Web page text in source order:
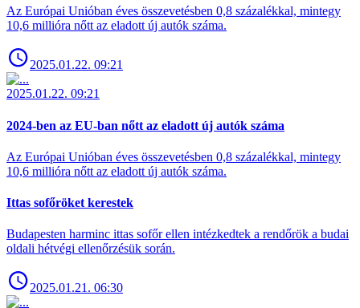
Az Európai Unióban éves összevetésben 0,8 százalékkal, mintegy
10,6 millióra nőtt az eladott új autók száma.
2025.01.22. 09:21
2025.01.22. 09:21
2024-ben az EU-ban nőtt az eladott új autók száma
Az Európai Unióban éves összevetésben 0,8 százalékkal, mintegy
10,6 millióra nőtt az eladott új autók száma.
Ittas sofőröket kerestek
Budapesten harminc ittas sofőr ellen intézkedtek a rendőrök a budai
oldali hétvégi ellenőrzésük során.
2025.01.21. 06:30